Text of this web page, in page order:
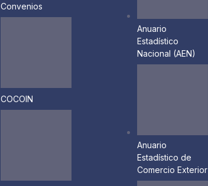
Convenios
COCOIN
Anuario
Estadístico
Nacional (AEN)​
Anuario
Estadístico de
Comercio Exterior